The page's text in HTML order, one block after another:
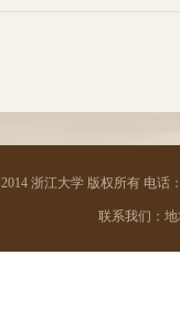
2014 浙江大学 版权所有 电话
联系我们：地